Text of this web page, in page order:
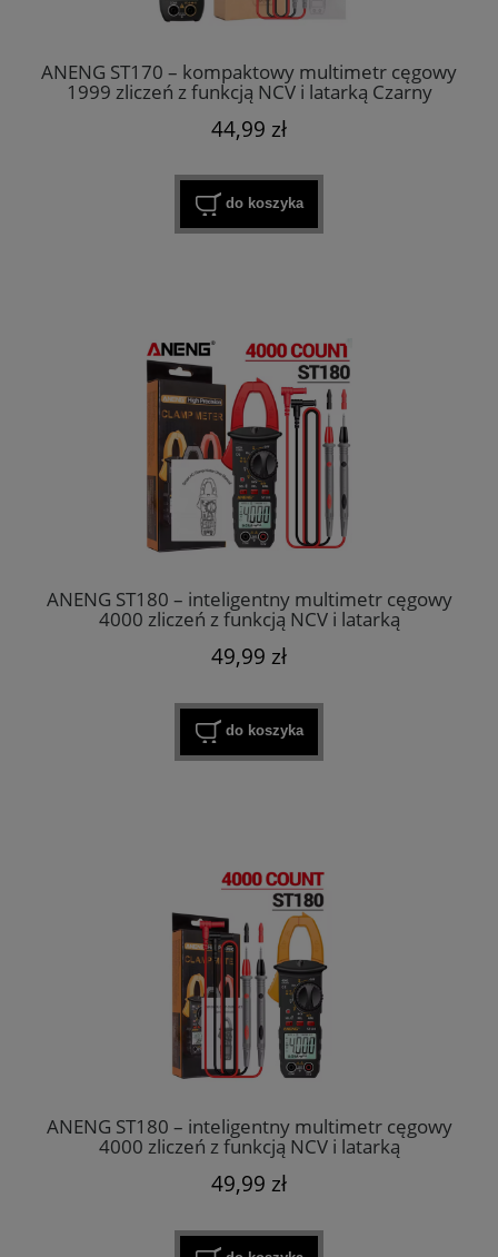
ANENG ST170 – kompaktowy multimetr cęgowy
1999 zliczeń z funkcją NCV i latarką Czarny
44,99 zł
do koszyka
ANENG ST180 – inteligentny multimetr cęgowy
4000 zliczeń z funkcją NCV i latarką
49,99 zł
do koszyka
ANENG ST180 – inteligentny multimetr cęgowy
4000 zliczeń z funkcją NCV i latarką
49,99 zł